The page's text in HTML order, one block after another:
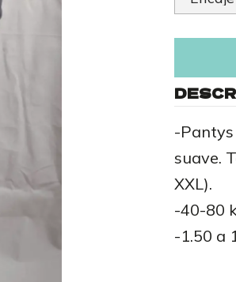
-
suave.
XXL).
-40-80
-1.50 a